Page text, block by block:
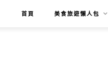
首頁 美食旅遊懶人包